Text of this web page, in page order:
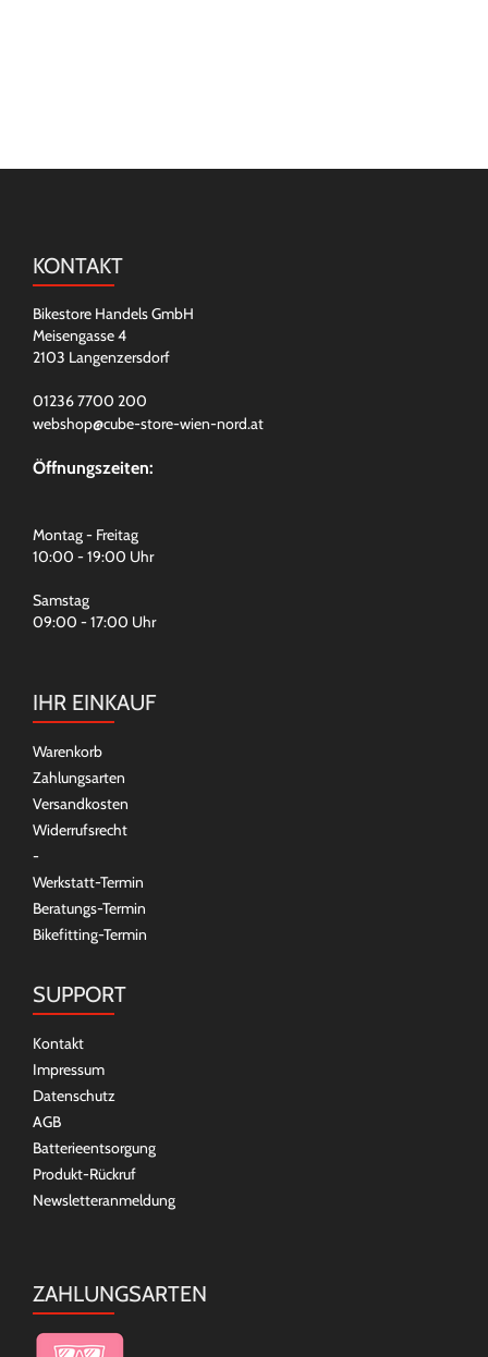
KONTAKT
Bikestore Handels GmbH
Meisengasse 4
2103 Langenzersdorf
01236 7700 200
webshop@cube-store-wien-nord.at
Öffnungszeiten:
Montag - Freitag
10:00 - 19:00 Uhr
Samstag
09:00 - 17:00 Uhr
IHR EINKAUF
Warenkorb
Zahlungsarten
Versandkosten
Widerrufsrecht
-
Werkstatt-Termin
Beratungs-Termin
Bikefitting-Termin
SUPPORT
Kontakt
Impressum
Datenschutz
AGB
Batterieentsorgung
Produkt-Rückruf
Newsletteranmeldung
ZAHLUNGSARTEN